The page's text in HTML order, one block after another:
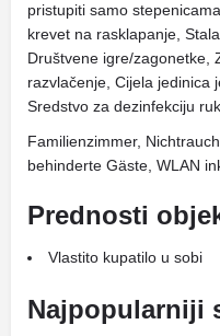
pristupiti samo
krevet na rasklapanje,
Društvene igre/zagonetke,
razvlačenje, Cijela jedinica
Sredstvo za dezinfekciju
Familienzimmer,
behinderte Gäste, WLAN
Prednosti
Vlastito kupatilo u sobi
Najpopularniji